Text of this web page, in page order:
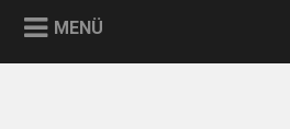
MENÜ